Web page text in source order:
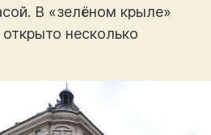
В «зелёном крыле»
несколько